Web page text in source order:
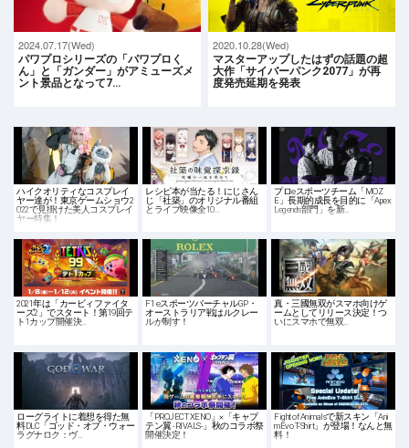
2024.07.17(Wed)
パワプロシリーズの「パワプロく
ん」と「ガンダー」がアミューズメ
ント景品となって7…
2020.10.28(Wed)
マスターアップしたはずの話題の超
大作「サイバーパンク2077」が再
度発売延期を発表
ハイクオリティなコスプレイ
ヤー達が！東京ゲームショウ2
022で見掛けた美人コスプレイ
ヤー特集！
レシピ本が当たる！にじさん
じ「社築」のオリジナル番組
とライブ映像全10…
プロeスポーツチーム「MOZ
E」長期的成長を目的に「Apex
Legends部門」を新…
2021年は「カービィファイタ
ーズ2」でスタート！第19回テ
ト1カップ開催決…
F1 eスポーツバーチャルGP・
オーストラリア戦はルクレー
ルが制す！
真・三國無双がスマホ向けゲ
ームとしてリリース決定！つ
いにスマホで無双…
ローグライトに着想を得た無
料DLC「ゴッド・オブ・ウォー
ラグナロク：ヴ…
「PROJECT XENO」×「キャプ
テン翼 -RIVALS-」秋のコラボ祭
開催決定！
Fight of Animalsで新スキン「Ani
mEvo T-Shirt」が登場！なんと無
料！